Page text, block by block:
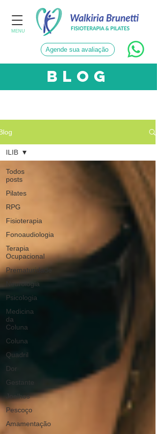
MENU
Agende sua avaliação
blog
Todos
posts
Pilates
RPG
Fisioterapia
Fonoaudiologia
Terapia
Ocupacional
Prematuridade
Neurologia
Psicologia
Medicina
da
Coluna
Coluna
Quadril
Dor
Gestante
Joelhos
Pescoço
Amamentação
ILIB